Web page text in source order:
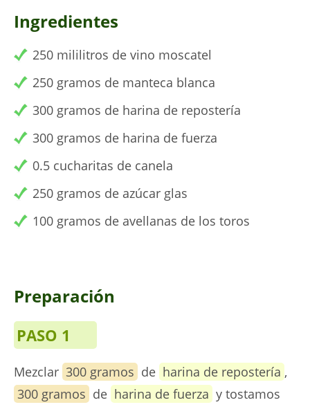
Ingredientes
250 mililitros de vino moscatel
250 gramos de manteca blanca
300 gramos de harina de repostería
300 gramos de harina de fuerza
0.5 cucharitas de canela
250 gramos de azúcar glas
100 gramos de avellanas de los toros
Preparación
PASO 1
Mezclar 300 gramos de harina de repostería ,
300 gramos de harina de fuerza y tostamos